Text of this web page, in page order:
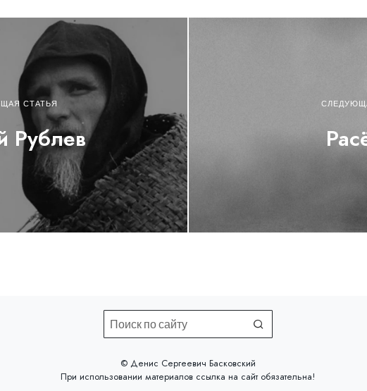
СТАТЬЯ
Рублев
©️ Денис Сергеевич Басковский
При использовании материалов ссылка на сайтобязательна!